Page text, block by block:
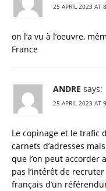
25 APRIL 2023 AT
on l’a vu à l’oeuvre,
France
ANDRE says:
25 APRIL 2023 AT
Le copinage et le trafic
carnets d’adresses
que l’on peut accorder
pas l’intérêt de
français d’un